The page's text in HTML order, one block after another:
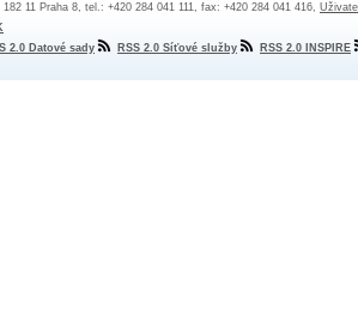
11 Praha 8, tel.: +420 284 041 111, fax: +420 284 041 416,
2.0 Datové sady RSS 2.0 Síťové služby RSS 2.0 INSPIRE